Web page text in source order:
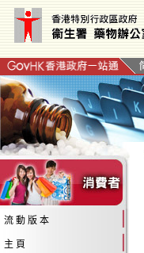
流 動 版 本
主 頁